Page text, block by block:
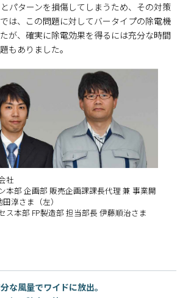
パターンを損傷してしまうため、その対策
は、この問題に対してバータイプの除電機
が、確実に除電効果を得るには充分な時間
もありました。
社
本部 企画部 販売企画課課長代理 兼 事業開
淳さま（左）
ス本部 FP製造部 担当部長 伊藤順治さま
な風量でワイドに放出。